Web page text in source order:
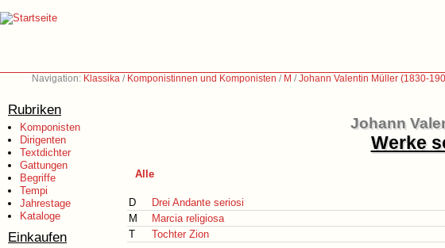
Navigation: Klassika / Komponistinnen und Komponisten / M /Johann Valentin Müller (1830-
Rubriken
Komponisten
Dirigenten
Textdichter
Gattungen
Begriffe
Tempi
Jahrestage
Kataloge
Einkaufen
Johann
Werke
Alle
D Drei Andante seriosi
M
Marcia religiosa
T
Tochter Zion